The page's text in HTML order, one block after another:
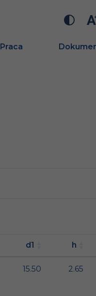
Praca
d1 h
15.50 2.65